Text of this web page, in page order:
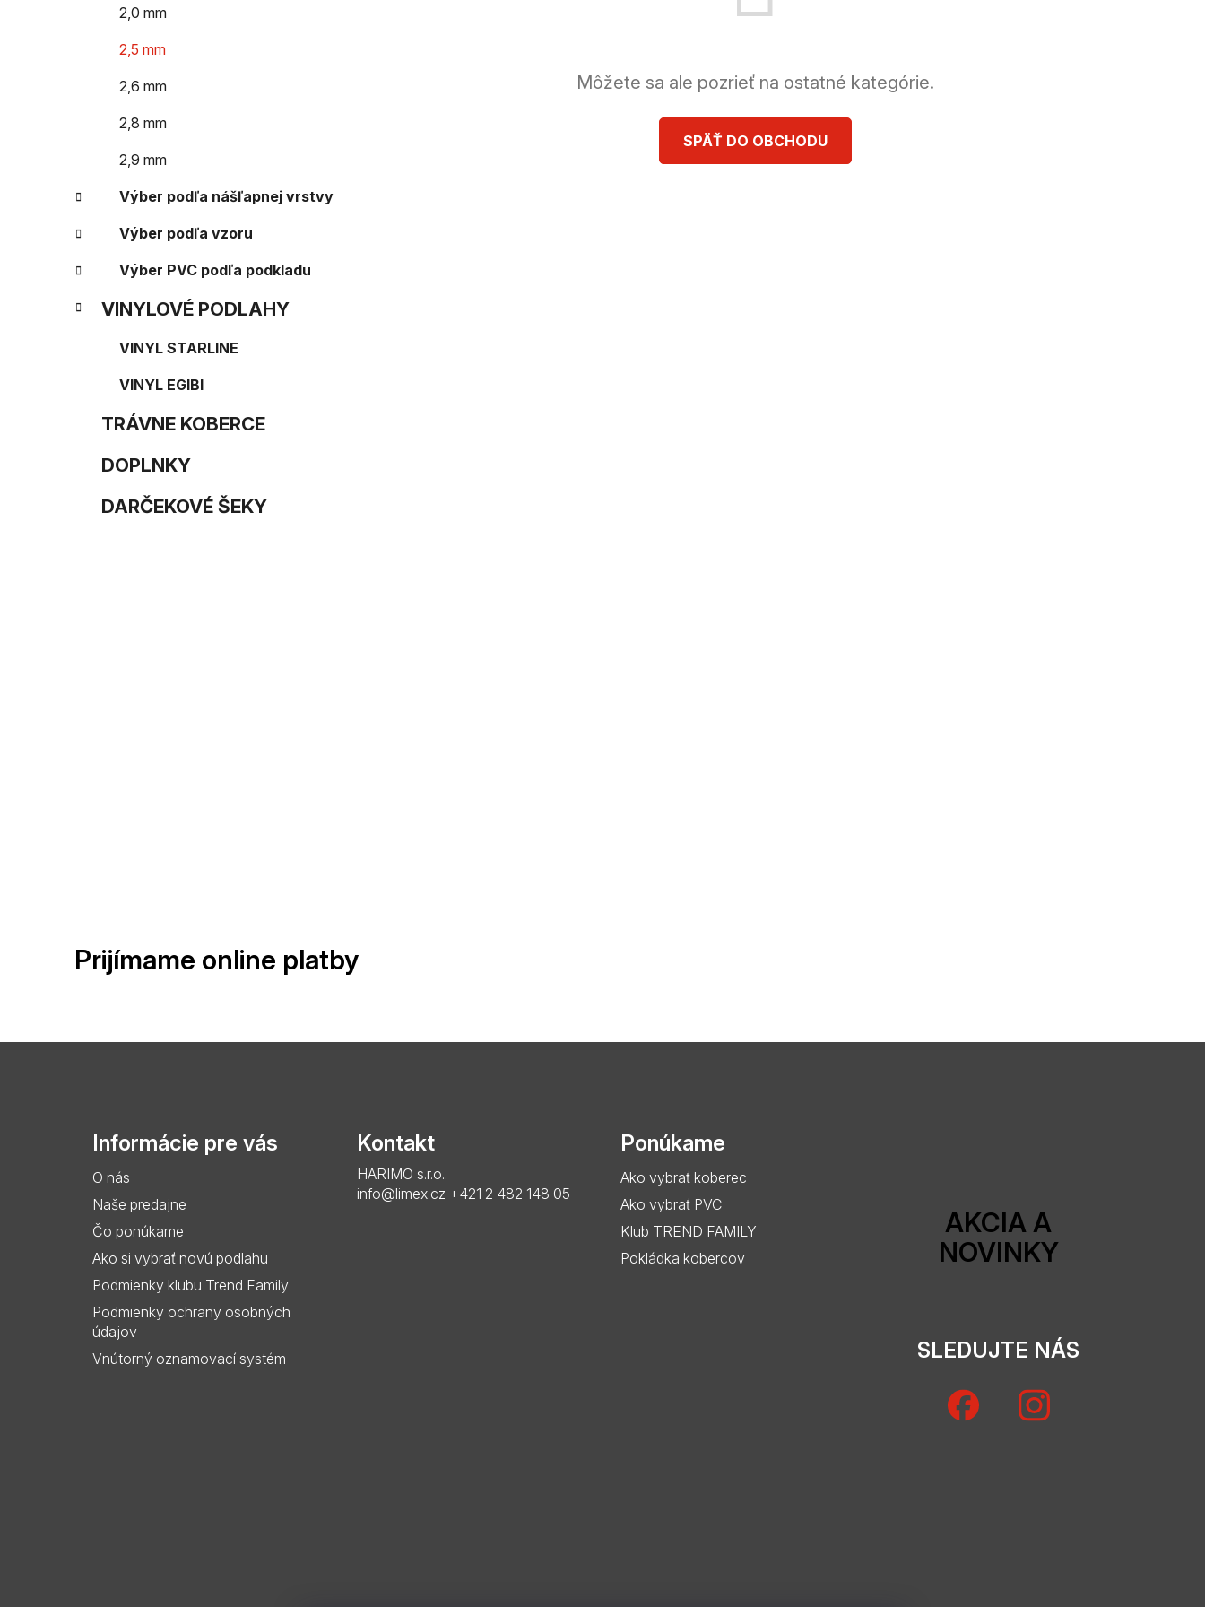
2,0 mm
2,5 mm
2,6 mm
2,8 mm
2,9 mm
Výber podľa nášľapnej vrstvy
Výber podľa vzoru
Výber PVC podľa podkladu
VINYLOVÉ PODLAHY
VINYL STARLINE
VINYL EGIBI
TRÁVNE KOBERCE
DOPLNKY
DARČEKOVÉ ŠEKY
Prijímame online platby
Môžete sa ale pozrieť na ostatné kategórie.
SPÄŤ DO OBCHODU
Informácie pre vás
O nás
Naše predajne
Čo ponúkame
Ako si vybrať novú podlahu
Podmienky klubu Trend Family
Podmienky ochrany osobných
údajov
Vnútorný oznamovací systém
Kontakt
HARIMO s.r.o..
info@limex.cz +421 2 482 148 05
Ponúkame
Ako vybrať koberec
Ako vybrať PVC
Klub TREND FAMILY
Pokládka kobercov
AKCIA A
NOVINKY
SLEDUJTE NÁS